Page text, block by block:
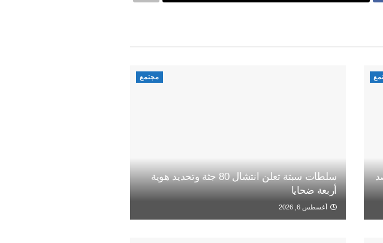
مجتمع
سلطات سبتة تعلن انتشال 80 جثة وتحديد هوية
أربعة ضحايا
أغسطس 6, 2026